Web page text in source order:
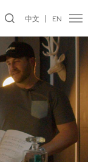
中文 EN